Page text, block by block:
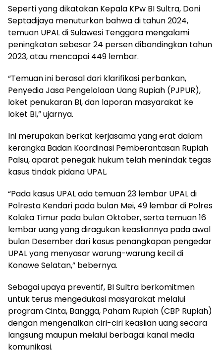
Seperti yang dikatakan Kepala KPw BI Sultra, Doni
Septadijaya menuturkan bahwa di tahun 2024,
temuan UPAL di Sulawesi Tenggara mengalami
peningkatan sebesar 24 persen dibandingkan tahun
2023, atau mencapai 449 lembar.
“Temuan ini berasal dari klarifikasi perbankan,
Penyedia Jasa Pengelolaan Uang Rupiah (PJPUR),
loket penukaran BI, dan laporan masyarakat ke
loket BI,” ujarnya.
Ini merupakan berkat kerjasama yang erat dalam
kerangka Badan Koordinasi Pemberantasan Rupiah
Palsu, aparat penegak hukum telah menindak tegas
kasus tindak pidana UPAL.
“Pada kasus UPAL ada temuan 23 lembar UPAL di
Polresta Kendari pada bulan Mei, 49 lembar di Polres
Kolaka Timur pada bulan Oktober, serta temuan 16
lembar uang yang diragukan keasliannya pada awal
bulan Desember dari kasus penangkapan pengedar
UPAL yang menyasar warung-warung kecil di
Konawe Selatan,” bebernya.
Sebagai upaya preventif, BI Sultra berkomitmen
untuk terus mengedukasi masyarakat melalui
program Cinta, Bangga, Paham Rupiah (CBP Rupiah)
dengan mengenalkan ciri-ciri keaslian uang secara
langsung maupun melalui berbagai kanal media
komunikasi.